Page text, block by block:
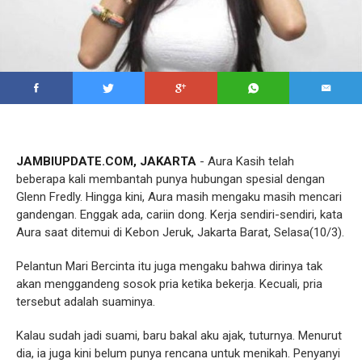
JAMBIUPDATE.COM, JAKARTA - Aura Kasih telah
beberapa kali membantah punya hubungan spesial dengan
Glenn Fredly. Hingga kini, Aura masih mengaku masih mencari
gandengan. Enggak ada, cariin dong. Kerja sendiri-sendiri, kata
Aura saat ditemui di Kebon Jeruk, Jakarta Barat, Selasa(10/3).
Pelantun Mari Bercinta itu juga mengaku bahwa dirinya tak
akan menggandeng sosok pria ketika bekerja. Kecuali, pria
tersebut adalah suaminya.
Kalau sudah jadi suami, baru bakal aku ajak, tuturnya. Menurut
dia, ia juga kini belum punya rencana untuk menikah. Penyanyi